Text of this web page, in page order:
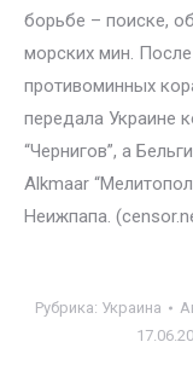
борьбе – поиске,
морских мин.
противоминных
передала Украине
“Чернигов”, а
Alkmaar
Неижпапа.
Рубрика: Украина